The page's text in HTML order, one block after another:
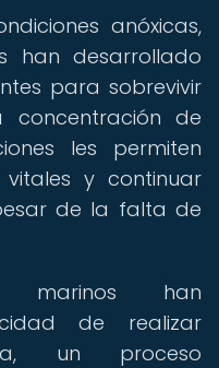
anóxicas,
han desarrollado
para sobrevivir
de
les permiten
vitales y continuar
de la falta de
marinos han
de realizar
un proceso